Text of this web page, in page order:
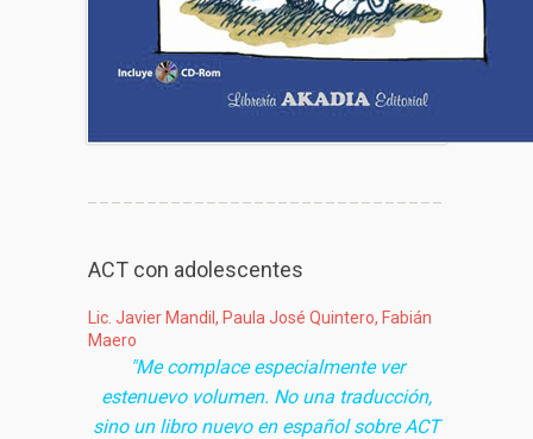
ACT con adolescentes
Lic. Javier Mandil, Paula José Quintero, Fabián
Maero
"Me complace especialmente ver
estenuevo volumen. No una traducción,
sino un libro nuevo en español sobre ACT